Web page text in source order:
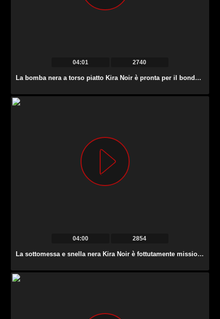
04:01 2740
La bomba nera a torso piatto Kira Noir è pronta per il bondage e il pompino.
04:00 2854
La sottomessa e snella nera Kira Noir è fottutamente missionaria.